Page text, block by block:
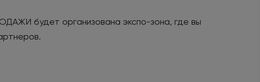
будет организована экспо-зона, где вы